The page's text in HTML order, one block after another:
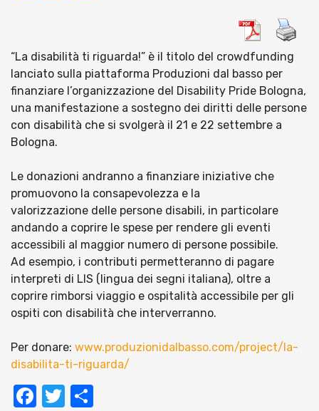
“La disabilità ti riguarda!” è il titolo del crowdfunding
lanciato sulla piattaforma Produzioni dal basso per
finanziare l’organizzazione del Disability Pride Bologna,
una manifestazione a sostegno dei diritti delle persone
con disabilità che si svolgerà il 21 e 22 settembre a
Bologna.
Le donazioni andranno a finanziare iniziative che
promuovono la consapevolezza e la
valorizzazione delle persone disabili, in particolare
andando a coprire le spese per rendere gli eventi
accessibili al maggior numero di persone possibile.
Ad esempio, i contributi permetteranno di pagare
interpreti di LIS (lingua dei segni italiana), oltre a
coprire rimborsi viaggio e ospitalità accessibile per gli
ospiti con disabilità che interverranno.
Per donare: www.produzionidalbasso.com/project/la-
disabilita-ti-riguarda/
Facebook
Twitter